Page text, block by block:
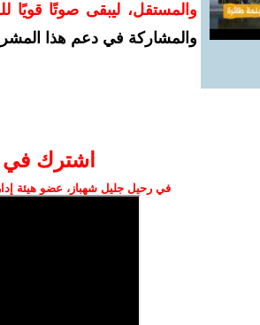
والمستقل، ليبقى صوتًا قويًا
والمشاركة في دعم هذا
اشترك في
في رحيل جليل شهباز، عضو هيئة